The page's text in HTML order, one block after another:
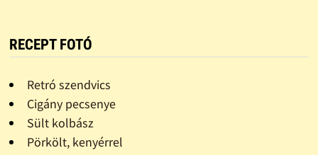
RECEPT FOTÓ
Retró szendvics
Cigány pecsenye
Sült kolbász
Pörkölt, kenyérrel